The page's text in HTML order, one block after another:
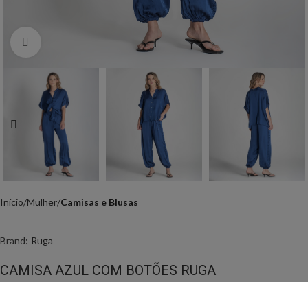
Início Mulher Camisas e Blusas
Brand: Ruga
CAMISA AZUL COM BOTÕES RUGA